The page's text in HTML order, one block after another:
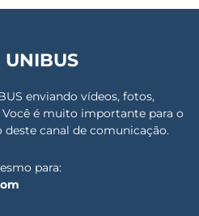
enviando vídeos, fotos,
é muito importante para o
canal de comunicação.
para: